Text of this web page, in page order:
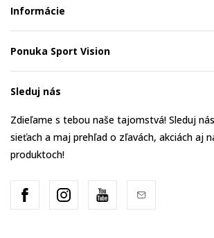
Informácie
Ponuka Sport Vision
Sleduj nás
Zdieľame s tebou naše tajomstvá! Sleduj
sieťach a maj prehľad o zľavách, akciách aj
produktoch!